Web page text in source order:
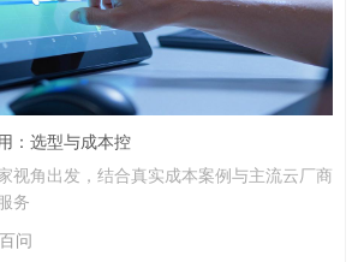
：选型与成本控
视角出发，结合真实成本案例与主流云厂商
务
百问